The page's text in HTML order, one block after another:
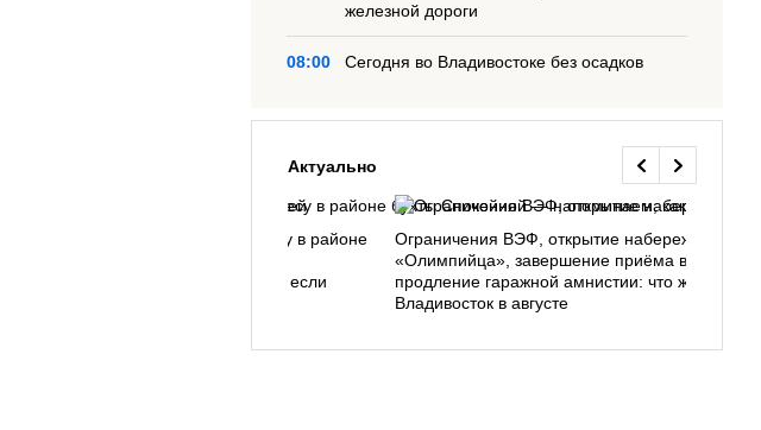
железной дороги
08:00 Сегодня во Владивостоке без осадков
Актуально
Семья с ребёнком заблудилась в лесу в районе
подготовиться к походу, и что делать, если
Ограничения ВЭФ, открытие набережной у
«Олимпийца», завершение приёма в вузы,
продление гаражной амнистии: что ждёт
Владивосток в августе